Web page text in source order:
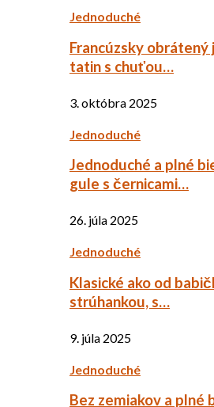
Jednoduché
Francúzsky
tatin s chuťou…
3. októbra 2025
Jednoduché
Jednoduché a plné
gule s černicami…
26. júla 2025
Jednoduché
Klasické ako od
strúhankou, s…
9. júla 2025
Jednoduché
Bez zemiakov a plné